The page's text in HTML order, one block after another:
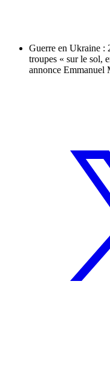
Guerre en Ukraine :
troupes « sur le sol,
annonce Emmanuel